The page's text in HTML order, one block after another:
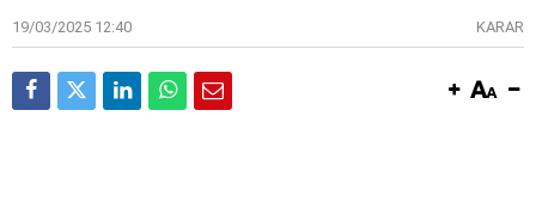
19/03/2025 12:40 KARAR